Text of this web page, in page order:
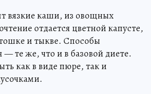
вязкие каши, из овощных
отдается цветной капусте,
и тыкве. Способы
— те же, что и в базовой диете.
как в виде пюре, так и